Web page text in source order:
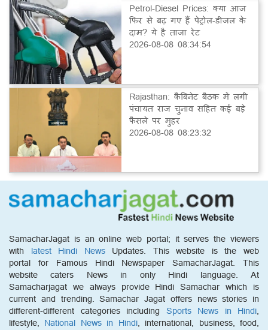
Petrol-Diesel Prices: क्या आज
फिर से बढ़ गए हैं पेट्रोल-डीजल के
दाम? ये है ताजा रेट
2026-08-08 08:34:54
Rajasthan: कैबिनेट बैठक में लगी
पंचायत राज चुनाव सहित कई बड़े
फैसले पर मुहर
2026-08-08 08:23:32
SamacharJagat is an online web portal; it serves the viewers
with latest Hindi NewsUpdates. This website is the web
portal for Famous Hindi Newspaper SamacharJagat. This
website caters News in only Hindi language. At
Samacharjagat we always provide Hindi Samachar which is
current and trending. Samachar Jagat offers news stories in
different-different categories including Sports News in Hindi,
lifestyle, National News in Hindi, international, business, food,